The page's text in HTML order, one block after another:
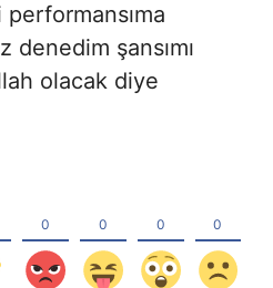
denedim şansımı
olacak diye